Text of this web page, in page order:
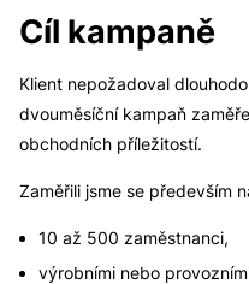
Cíl kampaně
Klient nepožadoval
dvouměsíční kampaň
obchodních příležitostí.
Zaměřili jsme se především
10 až 500 zaměstnanci,
výrobními nebo